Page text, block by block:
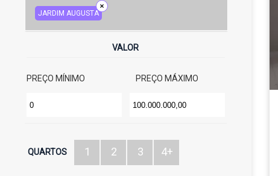
JARDIM AUGUSTA
VALOR
PREÇO MÍNIMO PREÇO MÁXIMO
QUARTOS 1 2 3 4+